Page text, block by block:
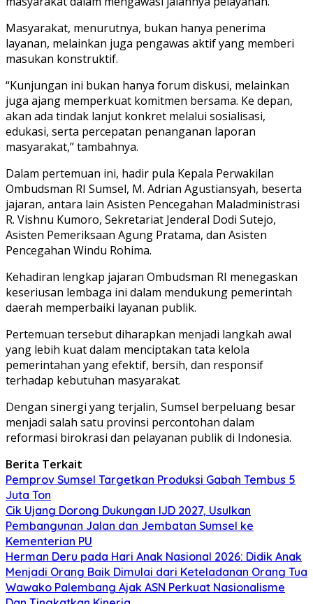
Masyarakat, menurutnya, bukan hanya penerima
layanan, melainkan juga pengawas aktif yang memberi
masukan konstruktif.
“Kunjungan ini bukan hanya forum diskusi, melainkan
juga ajang memperkuat komitmen bersama. Ke depan,
akan ada tindak lanjut konkret melalui sosialisasi,
edukasi, serta percepatan penanganan laporan
masyarakat,” tambahnya.
Dalam pertemuan ini, hadir pula Kepala Perwakilan
Ombudsman RI Sumsel, M. Adrian Agustiansyah, beserta
jajaran, antara lain Asisten Pencegahan Maladministrasi
R. Vishnu Kumoro, Sekretariat Jenderal Dodi Sutejo,
Asisten Pemeriksaan Agung Pratama, dan Asisten
Pencegahan Windu Rohima.
Kehadiran lengkap jajaran Ombudsman RI menegaskan
keseriusan lembaga ini dalam mendukung pemerintah
daerah memperbaiki layanan publik.
Pertemuan tersebut diharapkan menjadi langkah awal
yang lebih kuat dalam menciptakan tata kelola
pemerintahan yang efektif, bersih, dan responsif
terhadap kebutuhan masyarakat.
Dengan sinergi yang terjalin, Sumsel berpeluang besar
menjadi salah satu provinsi percontohan dalam
reformasi birokrasi dan pelayanan publik di Indonesia.
Berita Terkait
Pemprov Sumsel Targetkan Produksi Gabah Tembus 5
Juta Ton
Cik Ujang Dorong Dukungan IJD 2027, Usulkan
Pembangunan Jalan dan Jembatan Sumsel ke
Kementerian PU
Herman Deru pada Hari Anak Nasional 2026: Didik Anak
Menjadi Orang Baik Dimulai dari Keteladanan Orang Tua
Wawako Palembang Ajak ASN Perkuat Nasionalisme